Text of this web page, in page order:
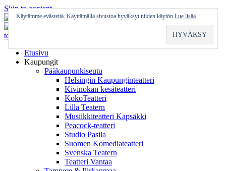
Skip to content
Etusivu
Kaupungit
Pääkaupunkiseutu
Helsingin Kaupunginteatteri
Kivinokan kesäteatteri
KokoTeatteri
Lilla Teatern
Musiikkiteatteri Kapsäkki
Peacock-teatteri
Studio Pasila
Suomen Komediateatteri
Svenska Teatern
Teatteri Vantaa
Käytämme evästeitä. Käyttämällä sivustoa hyväksyt niiden käytön Lue lisää